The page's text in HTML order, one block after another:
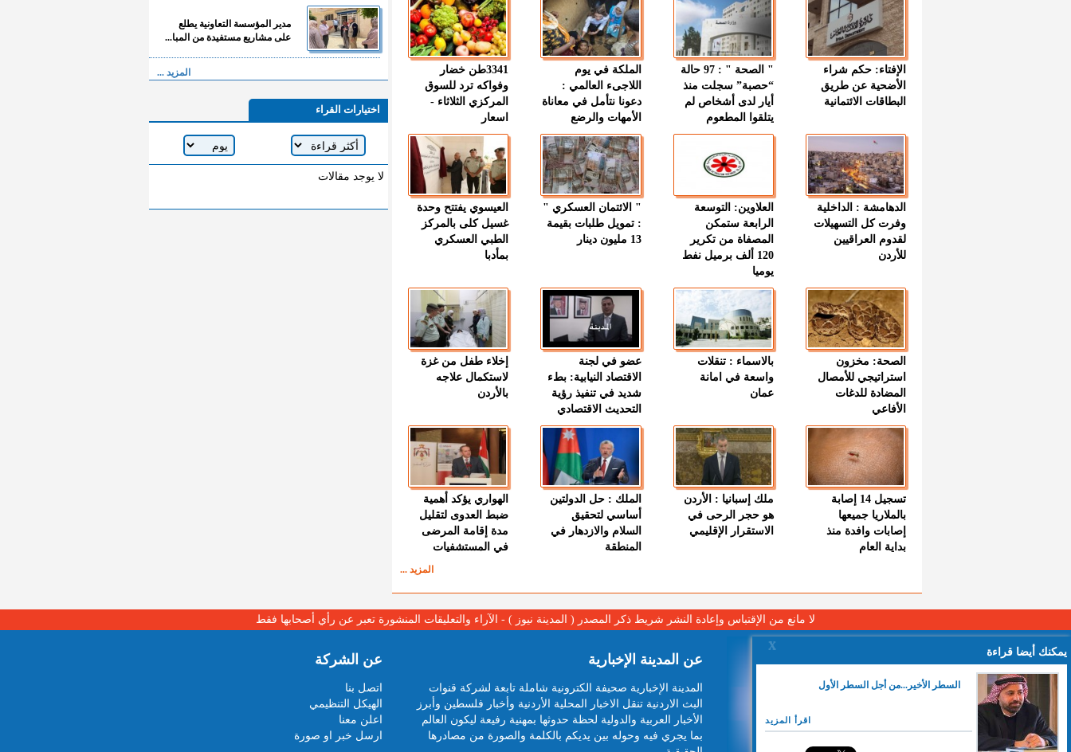
الإفتاء: حكم شراء
الأضحية عن طريق
البطاقات الائتمانية
" الصحة " : 97 حالة
“حصبة” سجلت منذ
أيار لدى أشخاص لم
يتلقوا المطعوم
الملكة في يوم
اللاجىء العالمي :
دعونا نتأمل في معاناة
الأمهات والرضع
3341طن خضار
وفواكه ترد للسوق
المركزي الثلاثاء -
اسعار
الدهامشة : الداخلية
وفرت كل التسهيلات
لقدوم العراقيين
للأردن
العلاوين: التوسعة
الرابعة ستمكن
المصفاة من تكرير
120 ألف برميل نفط
يوميا
" الائتمان العسكري "
: تمويل طلبات بقيمة
13 مليون دينار
العيسوي يفتتح وحدة
غسيل كلى بالمركز
الطبي العسكري
بمأدبا
الصحة: مخزون
استراتيجي للأمصال
المضادة للدغات
الأفاعي
بالاسماء : تنقلات
واسعة في امانة
عمان
عضو في لجنة
الاقتصاد النيابية: بطء
شديد في تنفيذ رؤية
التحديث الاقتصادي
إخلاء طفل من غزة
لاستكمال علاجه
بالأردن
تسجيل 14 إصابة
بالملاريا جميعها
إصابات وافدة منذ
بداية العام
ملك إسبانيا : الأردن
هو حجر الرحى في
الاستقرار الإقليمي
الملك : حل الدولتين
أساسي لتحقيق
السلام والازدهار في
المنطقة
الهواري يؤكد أهمية
ضبط العدوى لتقليل
مدة إقامة المرضى
في المستشفيات
المزيد ...
مدير المؤسسة التعاونية يطلع
على مشاريع مستفيدة من المبا...
المزيد ...
اختيارات القراء
لا يوجد مقالات
يمكنك أيضا قراءة
X
السطر الأخير...من أجل السطر الأول
اقرأ المزيد
لا مانع من الإقتباس وإعادة النشر شريط ذكر المصدر ( المدينة نيوز ) - الآراء والتعليقات المنشورة تعبر عن رأي أصحابها فقط
عن المدينة الإخبارية
المدينة الإخبارية صحيفة الكترونية شاملة تابعة لشركة قنوات
البث الاردنية تنقل الاخبار المحلية الأردنية وأخبار فلسطين وأبرز
الأخبار العربية والدولية لحظة حدوثها بمهنية رفيعة ليكون العالم
بما يجري فيه وحوله بين يديكم بالكلمة والصورة من مصادرها
عن الشركة
اتصل بنا
الهيكل التنظيمي
اعلن معنا
ارسل خبر او صورة